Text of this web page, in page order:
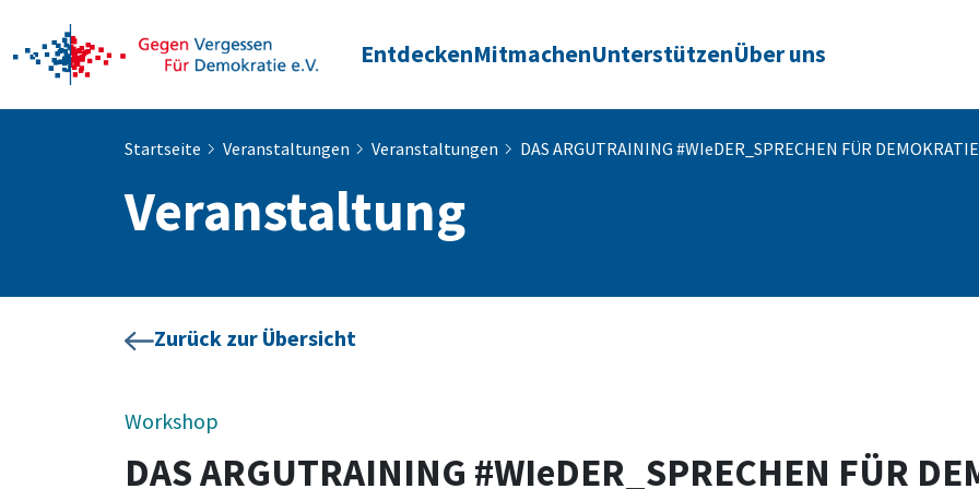
EntdeckenMitmachenUnterstützenÜber uns
Startseite Veranstaltungen Veranstaltungen DAS ARGUTRAINING #WIeDER_SPRECHEN FÜR DEMOKRATIE
Veranstaltung
Zurück zur Übersicht
Workshop
DAS ARGUTRAINING #WIeDER_SPRECHEN FÜR